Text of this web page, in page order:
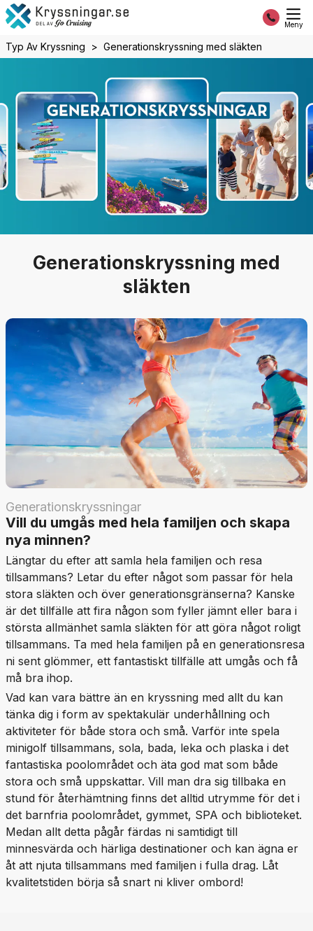
Meny
Typ Av Kryssning Generationskryssning med släkten
Generationskryssning med
släkten
Generationskryssningar
Vill du umgås med hela familjen och skapa
nya minnen?
Längtar du efter att samla hela familjen och resa
tillsammans? Letar du efter något som passar för hela
stora släkten och över generationsgränserna? Kanske
är det tillfälle att fira någon som fyller jämnt eller bara i
största allmänhet samla släkten för att göra något roligt
tillsammans. Ta med hela familjen på en generationsresa
ni sent glömmer, ett fantastiskt tillfälle att umgås och få
må bra ihop.
Vad kan vara bättre än en kryssning med allt du kan
tänka dig i form av spektakulär underhållning och
aktiviteter för både stora och små. Varför inte spela
minigolf tillsammans, sola, bada, leka och plaska i det
fantastiska poolområdet och äta god mat som både
stora och små uppskattar. Vill man dra sig tillbaka en
stund för återhämtning finns det alltid utrymme för det i
det barnfria poolområdet, gymmet, SPA och biblioteket.
Medan allt detta pågår färdas ni samtidigt till
minnesvärda och härliga destinationer och kan ägna er
åt att njuta tillsammans med familjen i fulla drag. Låt
kvalitetstiden börja så snart ni kliver ombord!